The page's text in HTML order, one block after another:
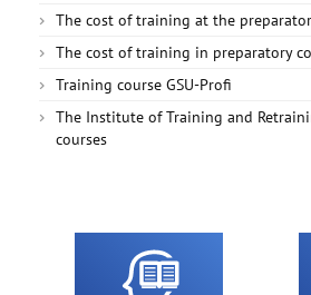
The cost of training at the
The cost of training in preparatory
Training course GSU-Profi
The Institute of Training and
courses